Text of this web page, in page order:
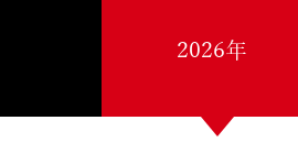
2026年